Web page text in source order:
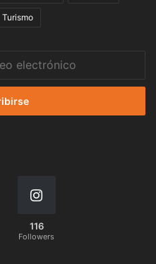
Turismo
116
Followers